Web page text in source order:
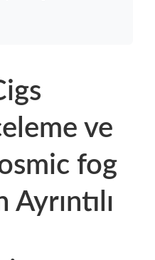
ve
fog
Ayrıntılı